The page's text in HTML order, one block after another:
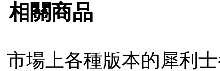
相關商品
市場上各種版本的犀利